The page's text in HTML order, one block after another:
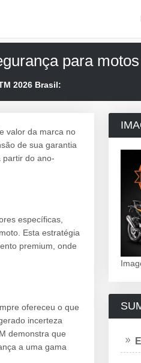
para
2026 Brasil:
valor da marca no
de sua garantia
partir do ano-
específicas,
Esta estratégia
premium, onde
ofereceu o que
incerteza
demonstra que
a uma gama